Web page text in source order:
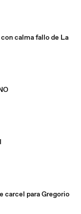
calma fallo de La
carcel para Gregorio